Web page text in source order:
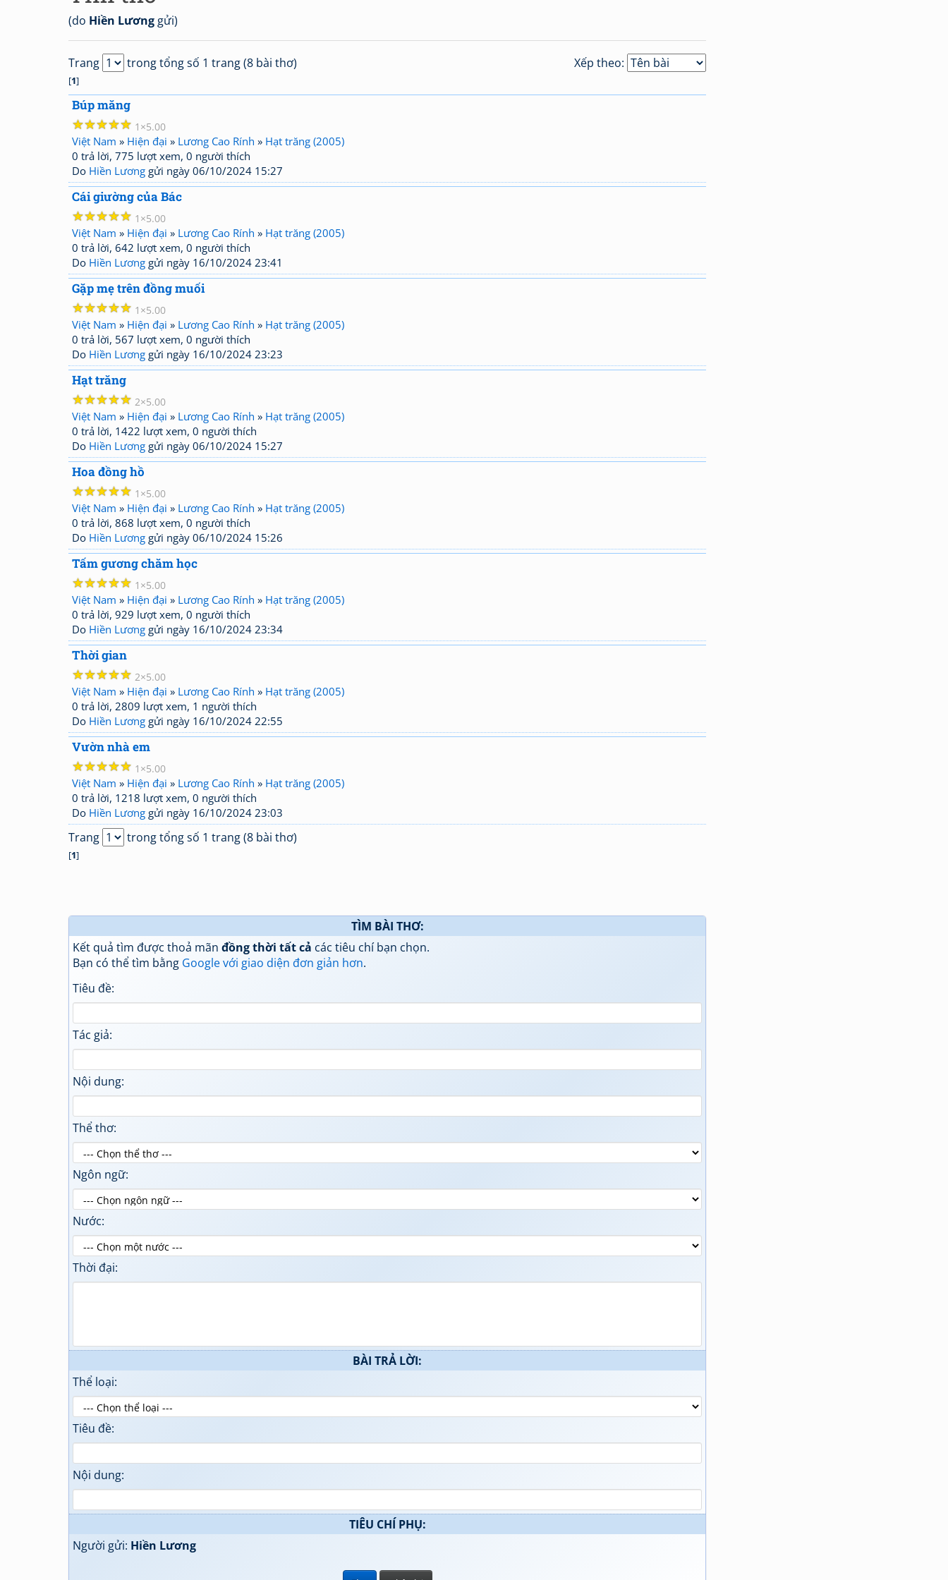
(do Hiền Lương gửi)
Xếp theo:
Trang trong tổng số 1 trang (8 bài thơ)
[1]
Búp măng
☆
☆
☆
☆
☆ 1 5.00
Việt Nam » Hiện đại » Lương Cao Rính » Hạt trăng (2005)
0 trả lời, 775 lượt xem, 0 người thích
Do Hiền Lương gửi ngày 06/10/2024 15:27
Cái giường của Bác
☆
☆
☆
☆
☆ 1 5.00
Việt Nam » Hiện đại » Lương Cao Rính » Hạt trăng (2005)
0 trả lời, 642 lượt xem, 0 người thích
Do Hiền Lương gửi ngày 16/10/2024 23:41
Gặp mẹ trên đồng muối
☆
☆
☆
☆
☆ 1 5.00
Việt Nam » Hiện đại » Lương Cao Rính » Hạt trăng (2005)
0 trả lời, 567 lượt xem, 0 người thích
Do Hiền Lương gửi ngày 16/10/2024 23:23
Hạt trăng
☆
☆
☆
☆
☆ 2 5.00
Việt Nam » Hiện đại » Lương Cao Rính » Hạt trăng (2005)
0 trả lời, 1422 lượt xem, 0 người thích
Do Hiền Lương gửi ngày 06/10/2024 15:27
Hoa đồng hồ
☆
☆
☆
☆
☆ 1 5.00
Việt Nam » Hiện đại » Lương Cao Rính » Hạt trăng (2005)
0 trả lời, 868 lượt xem, 0 người thích
Do Hiền Lương gửi ngày 06/10/2024 15:26
Tấm gương chăm học
☆
☆
☆
☆
☆ 1 5.00
Việt Nam » Hiện đại » Lương Cao Rính » Hạt trăng (2005)
0 trả lời, 929 lượt xem, 0 người thích
Do Hiền Lương gửi ngày 16/10/2024 23:34
Thời gian
☆
☆
☆
☆
☆ 2 5.00
Việt Nam » Hiện đại » Lương Cao Rính » Hạt trăng (2005)
0 trả lời, 2809 lượt xem, 1 người thích
Do Hiền Lương gửi ngày 16/10/2024 22:55
Vườn nhà em
☆
☆
☆
☆
☆ 1 5.00
Việt Nam » Hiện đại » Lương Cao Rính » Hạt trăng (2005)
0 trả lời, 1218 lượt xem, 0 người thích
Do Hiền Lương gửi ngày 16/10/2024 23:03
Trang trong tổng số 1 trang (8 bài thơ)
[1]
TÌM BÀI THƠ:
Kết quả tìm được thoả mãn đồng thời tất cả các tiêu chí bạn chọn.
Bạn có thể tìm bằng Google với giao diện đơn giản hơn.
Tiêu đề:
Tác giả:
Nội dung:
Thể thơ:
Ngôn ngữ:
Nước:
Thời đại:
BÀI TRẢ LỜI:
Thể loại:
Tiêu đề:
Nội dung:
TIÊU CHÍ PHỤ:
Người gửi: Hiền Lương